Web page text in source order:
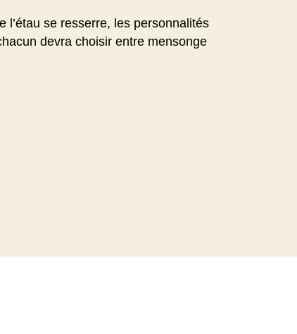
l’étau se resserre, les personnalités
devra choisir entre mensonge